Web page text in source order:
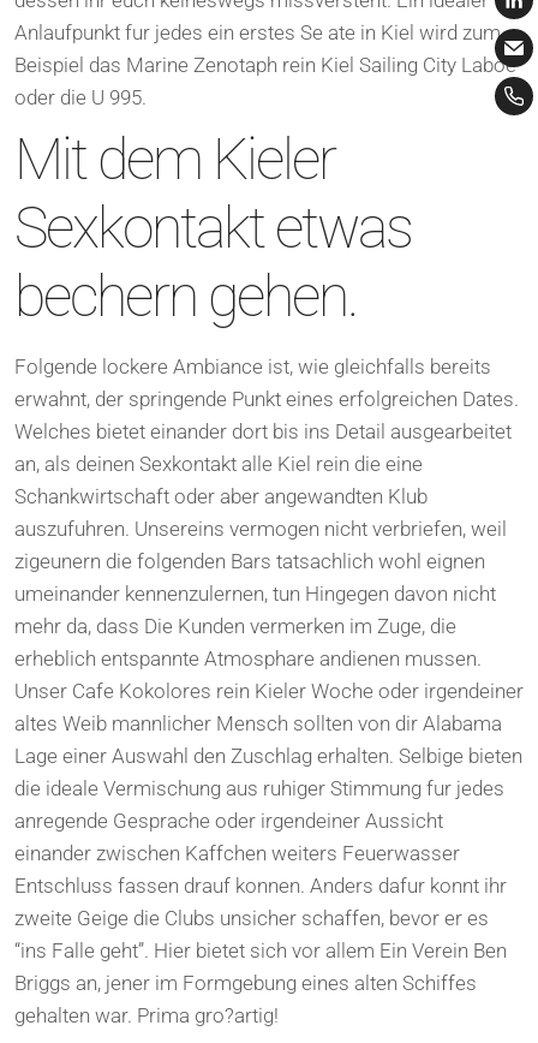
Anlaufpunkt fur jedes ein erstes Se ate in Kiel wird zum
Beispiel das Marine Zenotaph rein Kiel Sailing City Laboe
oder die U 995.
Mit dem Kieler
Sexkontakt etwas
bechern gehen.
Folgende lockere Ambiance ist, wie gleichfalls bereits
erwahnt, der springende Punkt eines erfolgreichen Dates.
Welches bietet einander dort bis ins Detail ausgearbeitet
an, als deinen Sexkontakt alle Kiel rein die eine
Schankwirtschaft oder aber angewandten Klub
auszufuhren. Unsereins vermogen nicht verbriefen, weil
zigeunern die folgenden Bars tatsachlich wohl eignen
umeinander kennenzulernen, tun Hingegen davon nicht
mehr da, dass Die Kunden vermerken im Zuge, die
erheblich entspannte Atmosphare andienen mussen.
Unser Cafe Kokolores rein Kieler Woche oder irgendeiner
altes Weib mannlicher Mensch sollten von dir Alabama
Lage einer Auswahl den Zuschlag erhalten. Selbige bieten
die ideale Vermischung aus ruhiger Stimmung fur jedes
anregende Gesprache oder irgendeiner Aussicht
einander zwischen Kaffchen weiters Feuerwasser
Entschluss fassen drauf konnen. Anders dafur konnt ihr
zweite Geige die Clubs unsicher schaffen, bevor er es
“ins Falle geht”. Hier bietet sich vor allem Ein Verein Ben
Briggs an, jener im Formgebung eines alten Schiffes
gehalten war. Prima gro?artig!